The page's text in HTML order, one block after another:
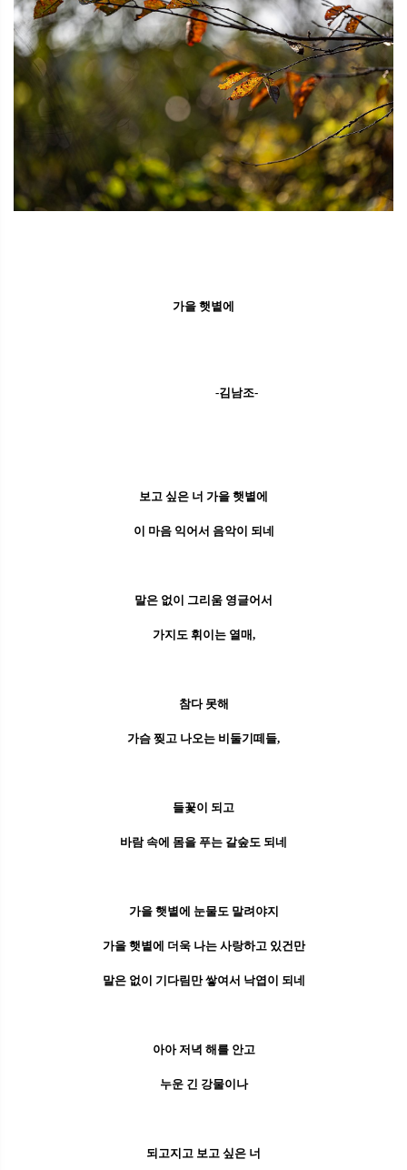
가을 햇볕에
-김남조-
보고 싶은 너 가을 햇볕에
이 마음 익어서 음악이 되네
말은 없이 그리움 영글어서
가지도 휘이는 열매,
참다 못해
가슴 찢고 나오는 비둘기떼들,
들꽃이 되고
바람 속에 몸을 푸는 갈숲도 되네
가을 햇볕에 눈물도 말려야지
가을 햇볕에 더욱 나는 사랑하고 있건만
말은 없이 기다림만 쌓여서 낙엽이 되네
아아 저녁 해를 안고
누운 긴 강물이나
되고지고 보고 싶은 너